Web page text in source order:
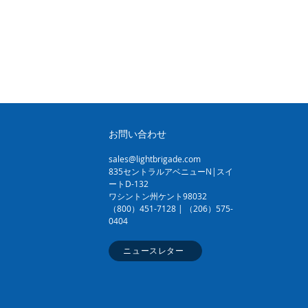
お問い合わせ
sales@lightbrigade.com
835セントラルアベニューN|スイ
ートD-132
ワシントン州ケント98032
（800）451-7128 | （206）575-
0404
ニュースレター